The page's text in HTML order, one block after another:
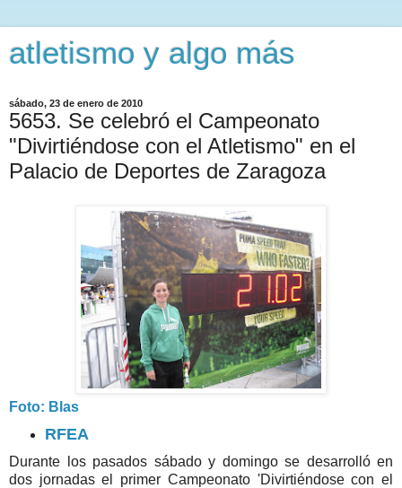
atletismo y algo más
sábado, 23 de enero de 2010
5653. Se celebró el Campeonato
"Divirtiéndose con el Atletismo" en el
Palacio de Deportes de Zaragoza
Foto: Blas
RFEA
Durante los pasados sábado y domingo se desarrolló en
dos jornadas el primer Campeonato 'Divirtiéndose con el